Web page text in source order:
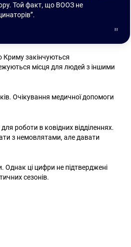
Той факт, що ВООЗ не
Криму закінчуються
місця для людей з іншими
Очікування медичної допомоги
роботи в ковідних відділеннях.
з немовлятами, але давати
Однак ці цифри не підтверджені
сезонів.